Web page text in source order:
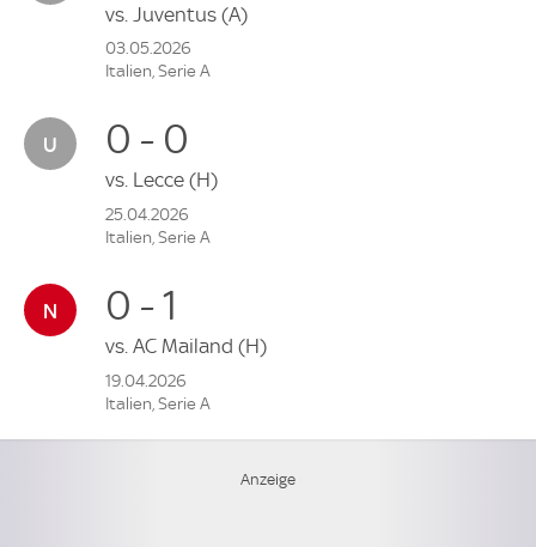
vs. Juventus (A)
03.05.2026
Italien, Serie A
0 - 0
vs. Lecce (H)
25.04.2026
Italien, Serie A
0 - 1
vs. AC Mailand (H)
19.04.2026
Italien, Serie A